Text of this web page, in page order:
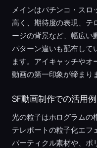
メインはパチンコ・スロ
高く、期待度の表現、テ
ージの背景など、幅広い
パターン違いも配布して
ます。アイキャッチやオ
動画の第一印象が締まり
SF動画制作での活用例
光の粒子はホログラムの
テレポートの粒子化エフ
パーティクル素材や、ポ